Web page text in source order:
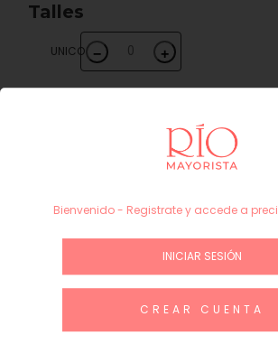
Talles
UNICO − +
INICIAR SESIÓN / REGÍSTRATE
Guía de talles
Productos
Bienvenido - Registrate y accede a
INICIAR SESIÓN
CREAR CUENTA